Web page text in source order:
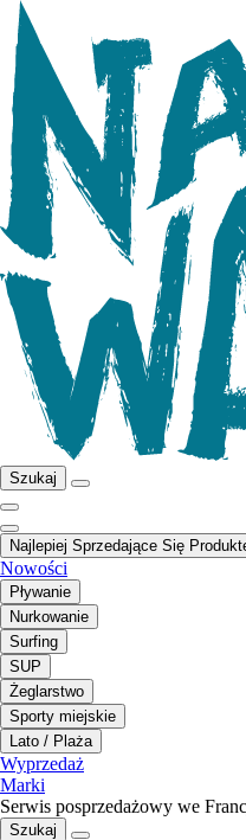
Szukaj
Najlepiej Sprzedające Się
Nowości
Pływanie
Nurkowanie
Surfing
SUP
Żeglarstwo
Sporty miejskie
Lato / Plaża
Wyprzedaż
Marki
Serwis posprzedażowy we
Szukaj